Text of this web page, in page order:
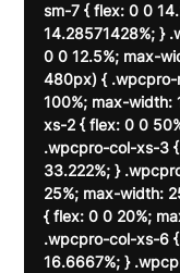
sm-7 { flex: 0 0
14.28571428%; }
0 0 12.5%; max-
480px) {
100%; max-
xs-2 { flex: 0 0
.wpcpro-col-xs-3
33.222%; }
25%; max-width:
{ flex: 0 0 20%;
.wpcpro-col-xs-6
16.6667%; }